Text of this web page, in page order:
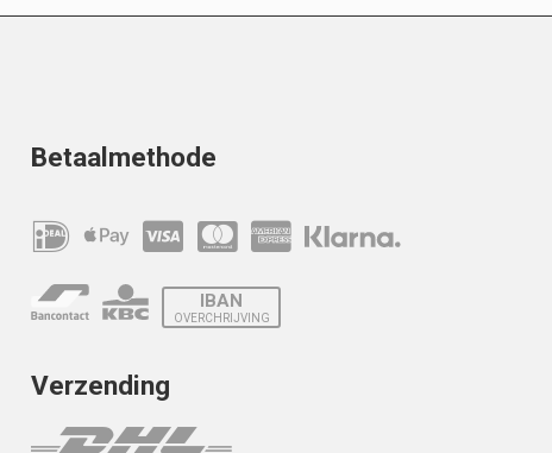
Betaalmethode
IBAN
OVERCHRIJVING
Verzending